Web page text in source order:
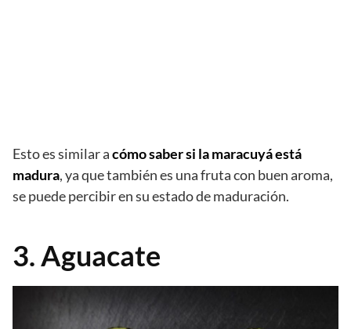
Esto es similar acómo saber si la maracuyá está
madura, ya que también es una fruta con buen aroma,
se puede percibir en su estado de maduración.
3. Aguacate